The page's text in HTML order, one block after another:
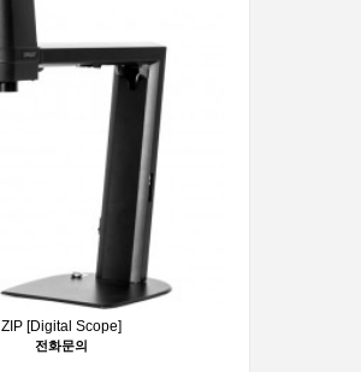
ZIP [Digital Scope]
전화문의